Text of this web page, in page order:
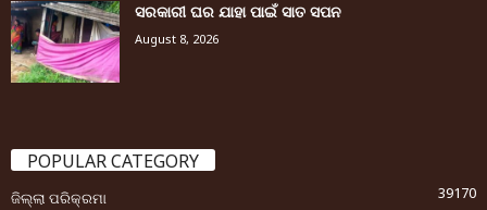
ସରକାରୀ ଘର ଯାହା ପାଇଁ ସାତ ସପନ
August 8, 2026
POPULAR CATEGORY
ଜିଲ୍ଲା ପରିକ୍ରମା
39170